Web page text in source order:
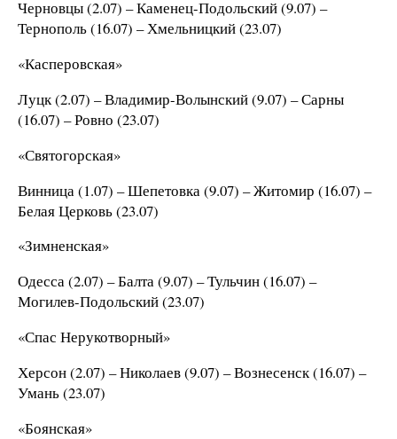
Черновцы (2.07) – Каменец-Подольский (9.07) –
Тернополь (16.07) – Хмельницкий (23.07)
«Касперовская»
Луцк (2.07) – Владимир-Волынский (9.07) – Сарны
(16.07) – Ровно (23.07)
«Святогорская»
Винница (1.07) – Шепетовка (9.07) – Житомир (16.07) –
Белая Церковь (23.07)
«Зимненская»
Одесса (2.07) – Балта (9.07) – Тульчин (16.07) –
Могилев-Подольский (23.07)
«Спас Нерукотворный»
Херсон (2.07) – Николаев (9.07) – Вознесенск (16.07) –
Умань (23.07)
«Боянская»